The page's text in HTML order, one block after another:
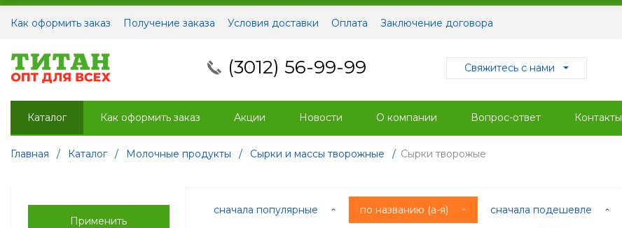
Как оформить заказ Получение заказа Условия доставки Оплата Заключение договора
(3012) 56-99-99 Свяжитесь с нами
Каталог Как оформить заказ Акции Новости О компании Вопрос-ответ Контакты
Главная / Каталог / Молочные продукты / Сырки и массы творожные / Сырки творожые
сначала популярные по названию (а-я)
сначала подешевле
Применить